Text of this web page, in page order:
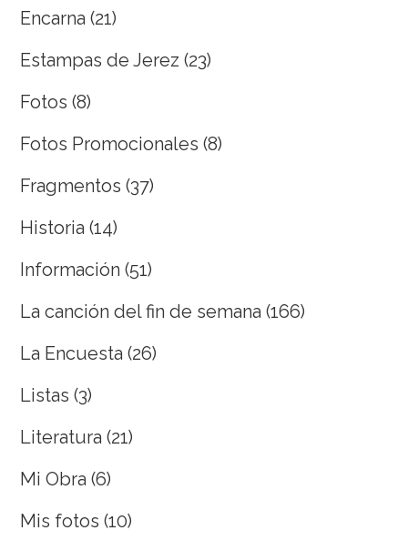
Encarna (21)
Estampas de Jerez (23)
Fotos (8)
Fotos Promocionales (8)
Fragmentos (37)
Historia (14)
Información (51)
La canción del fin de semana (166)
La Encuesta (26)
Listas (3)
Literatura (21)
Mi Obra (6)
Mis fotos (10)